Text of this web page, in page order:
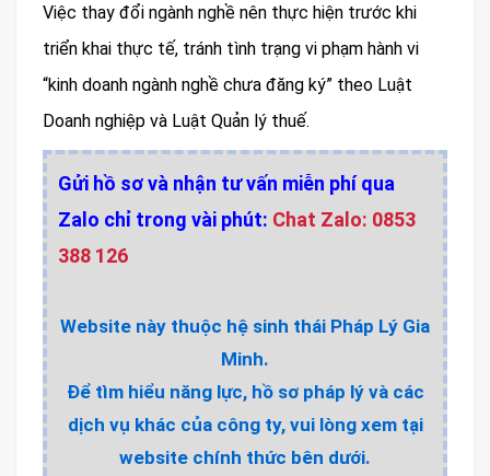
Việc thay đổi ngành nghề nên thực hiện trước khi
triển khai thực tế, tránh tình trạng vi phạm hành vi
“kinh doanh ngành nghề chưa đăng ký” theo Luật
Doanh nghiệp và Luật Quản lý thuế.
Gửi hồ sơ và nhận tư vấn miễn phí qua
Zalo chỉ trong vài phút: Chat Zalo: 0853
388 126
Website này thuộc hệ sinh thái Pháp Lý Gia
Minh.
Để tìm hiểu năng lực, hồ sơ pháp lý và các
dịch vụ khác của công ty, vui lòng xem tại
website chính thức bên dưới.